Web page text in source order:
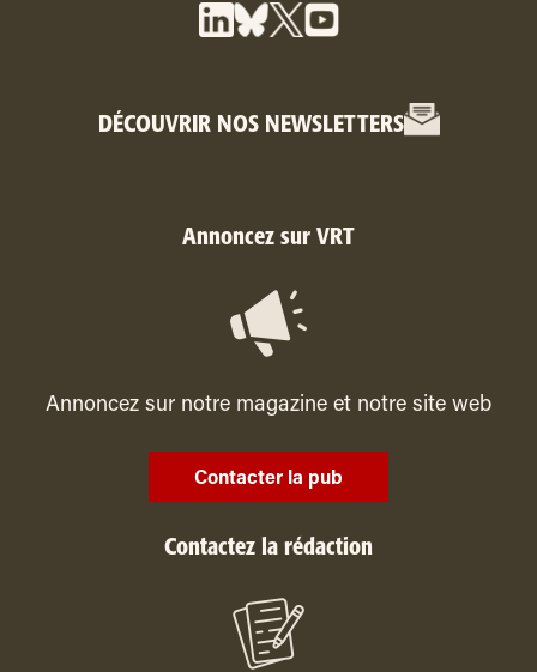
DÉCOUVRIR NOS NEWSLETTERS
Annoncez sur VRT
Annoncez sur notre magazine et notre site web
Contacter la pub
Contactez la rédaction